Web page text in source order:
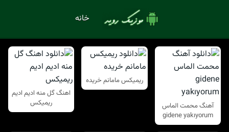
خانه
آهنگ محمت الماس
gidene yakıyorum
ریمیکس مامانم خریده
اهنگ گل منه ادیم ادیم
ریمیکس